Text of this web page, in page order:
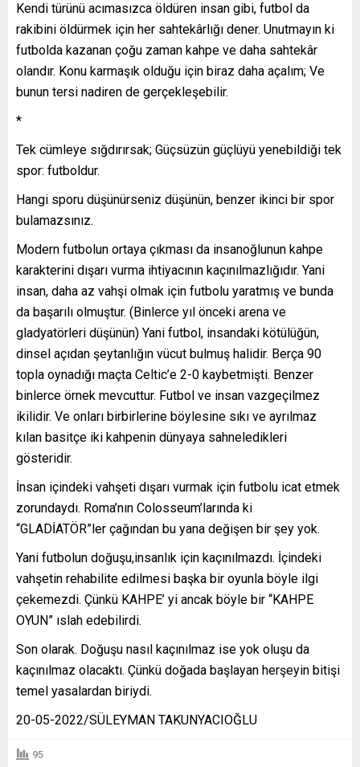
Kendi türünü acımasızca öldüren insan gibi, futbol da
rakibini öldürmek için her sahtekârlığı dener. Unutmayın ki
futbolda kazanan çoğu zaman kahpe ve daha sahtekâr
olandır. Konu karmaşık olduğu için biraz daha açalım; Ve
bunun tersi nadiren de gerçekleşebilir.
*
Tek cümleye sığdırırsak; Güçsüzün güçlüyü yenebildiği tek
spor: futboldur.
Hangi sporu düşünürseniz düşünün, benzer ikinci bir spor
bulamazsınız.
Modern futbolun ortaya çıkması da insanoğlunun kahpe
karakterini dışarı vurma ihtiyacının kaçınılmazlığıdır. Yani
insan, daha az vahşi olmak için futbolu yaratmış ve bunda
da başarılı olmuştur. (Binlerce yıl önceki arena ve
gladyatörleri düşünün) Yani futbol, insandaki kötülüğün,
dinsel açıdan şeytanlığın vücut bulmuş halidir. Berça 90
topla oynadığı maçta Celtic’e 2-0 kaybetmişti. Benzer
binlerce örnek mevcuttur. Futbol ve insan vazgeçilmez
ikilidir. Ve onları birbirlerine böylesine sıkı ve ayrılmaz
kılan basitçe iki kahpenin dünyaya sahneledikleri
gösteridir.
İnsan içindeki vahşeti dışarı vurmak için futbolu icat etmek
zorundaydı. Roma’nın Colosseum’larında ki
“GLADİATÖR”ler çağından bu yana değişen bir şey yok.
Yani futbolun doğuşu,insanlık için kaçınılmazdı. İçindeki
vahşetin rehabilite edilmesi başka bir oyunla böyle ilgi
çekemezdi. Çünkü KAHPE’ yi ancak böyle bir “KAHPE
OYUN” ıslah edebilirdi.
Son olarak. Doğuşu nasıl kaçınılmaz ise yok oluşu da
kaçınılmaz olacaktı. Çünkü doğada başlayan herşeyin bitişi
temel yasalardan biriydi.
20-05-2022/SÜLEYMAN TAKUNYACIOĞLU
95